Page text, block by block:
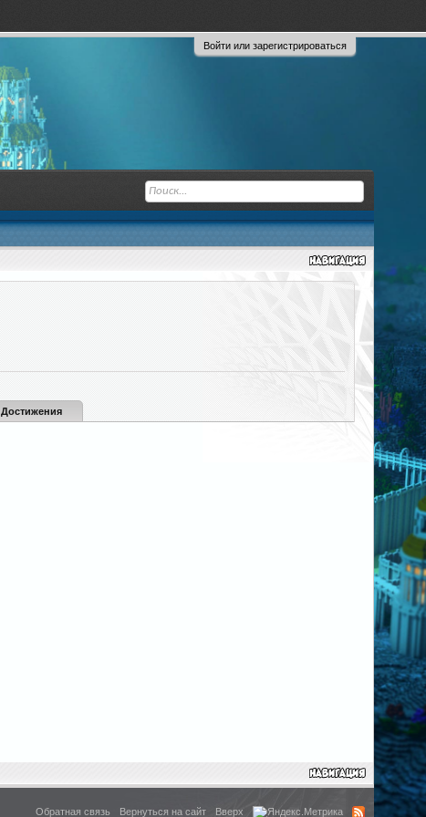
Войти или зарегистрироваться
Достижения
Обратная связь Вернуться на сайт Вверх